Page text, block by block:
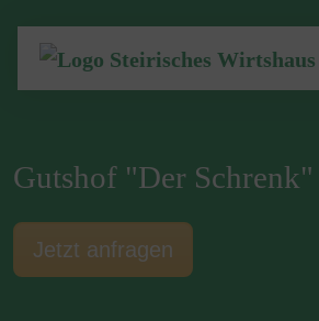
Gutshof "Der Schrenk"
Jetzt anfragen